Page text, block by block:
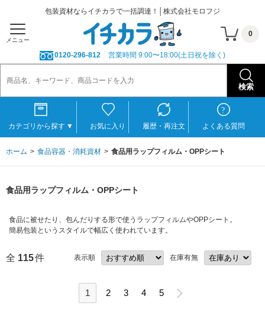
包装資材ならイチカラで一括調達！│株式会社モロフジ
メニュー
0
0120-296-812 営業時間 9:00〜18:00(土日祝を除く)
カテゴリから探す ▼ お気に入り 履歴・再注文 よくある質問
ホーム 食品容器・消耗資材 食品用ラップフィルム・OPPシート
食品用ラップフィルム・OPPシート
食品に被せたり、包んだりする形で使うラップフィルムやOPPシート。
簡易包装というスタイルで幅広く使われています。
全 115件 表示順 在庫有無
1 2 3 4 5